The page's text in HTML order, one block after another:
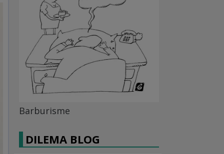
Barburisme
DILEMA BLOG